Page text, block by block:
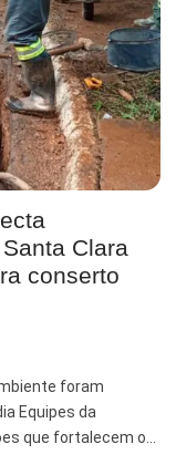
Clara
conserto
foram
Equipes da
que fortalecem o…